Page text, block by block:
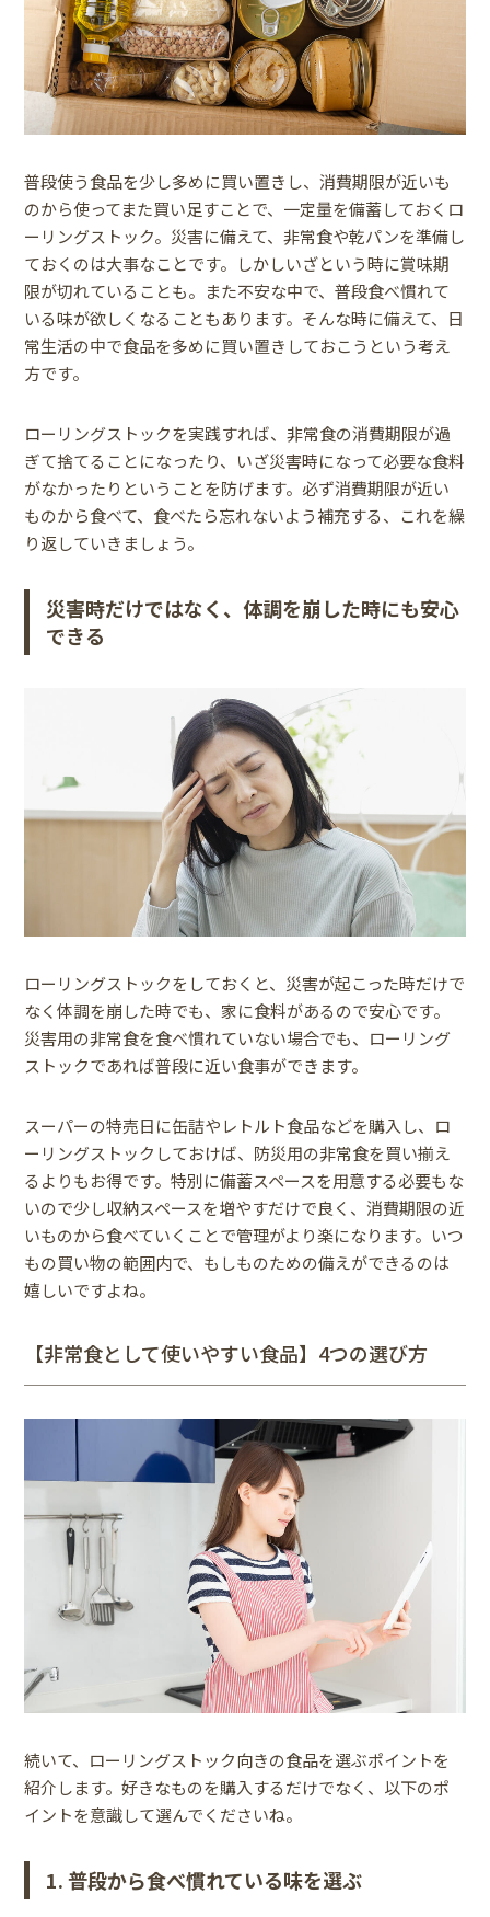
普段使う食品を少し多めに買い置きし、消費期限が近いも
のから使ってまた買い足すことで、一定量を備蓄しておくロ
ーリングストック。災害に備えて、非常食や乾パンを準備し
ておくのは大事なことです。しかしいざという時に賞味期
限が切れていることも。また不安な中で、普段食べ慣れて
いる味が欲しくなることもあります。そんな時に備えて、日
常生活の中で食品を多めに買い置きしておこうという考え
方です。
ローリングストックを実践すれば、非常食の消費期限が過
ぎて捨てることになったり、いざ災害時になって必要な食料
がなかったりということを防げます。必ず消費期限が近い
ものから食べて、食べたら忘れないよう補充する、これを繰
り返していきましょう。
災害時だけではなく、体調を崩した時にも安心
できる
ローリングストックをしておくと、災害が起こった時だけで
なく体調を崩した時でも、家に食料があるので安心です。
災害用の非常食を食べ慣れていない場合でも、ローリング
ストックであれば普段に近い食事ができます。
スーパーの特売日に缶詰やレトルト食品などを購入し、ロ
ーリングストックしておけば、防災用の非常食を買い揃え
るよりもお得です。特別に備蓄スペースを用意する必要もな
いので少し収納スペースを増やすだけで良く、消費期限の近
いものから食べていくことで管理がより楽になります。いつ
もの買い物の範囲内で、もしものための備えができるのは
嬉しいですよね。
【非常食として使いやすい食品】4つの選び方
続いて、ローリングストック向きの食品を選ぶポイントを
紹介します。好きなものを購入するだけでなく、以下のポ
イントを意識して選んでくださいね。
1. 普段から食べ慣れている味を選ぶ